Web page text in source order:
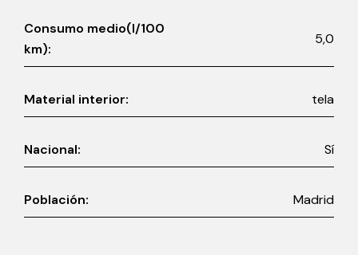
Consumo medio(l/100
km):
5,0
Material interior: tela
Nacional: Sí
Población: Madrid